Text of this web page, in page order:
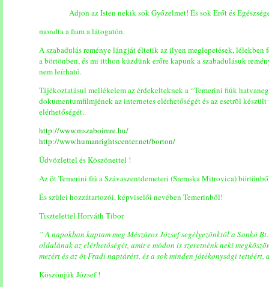
Adjon az Isten nekik sok Győzelmet! És sok Erőt és
mondta a fiam a látogatón.
A szabadulás reménye lángját éltetik az ilyen meglepetések,
a börtönben, és mi itthon küzdünk erőre kapunk a szabadulásuk
nem leírható.
Tájékoztatásul mellékelem az érdekelteknek a “Temerini fiúk
dokumentumfilmjének az internetes elérhetőségét és az esetrõl
elérhetőségét..
http://www.mszaboimre.hu/
http://www.humanrightscenter.net/borton/
Ûdvözlettel és Köszönettel !
Az öt Temerini fiú a Szávaszentdemeteri (Sremska Mitrovica)
És szülei hozzátartozói, képviselői nevében Temerinből!
Tisztelettel Horváth Tibor
” A napokban kaptam meg Mészáros József segélyezőnktől a Sankó
oldalának az elérhetőségét, amit e módon is szeretnénk neki
mezért és az öt Fradi naptárért, és a sok minden jótékonysági tettéért,
Köszönjük József !